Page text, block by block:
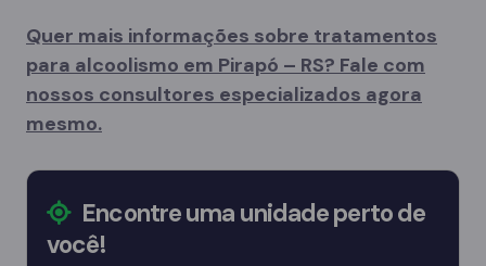
Quer mais informações sobre tratamentos
para alcoolismo em Pirapó – RS? Fale com
nossos consultores especializados agora
mesmo.
Encontre uma unidade perto de
você!